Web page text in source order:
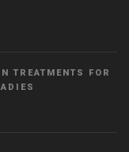
TREATMENTS FOR